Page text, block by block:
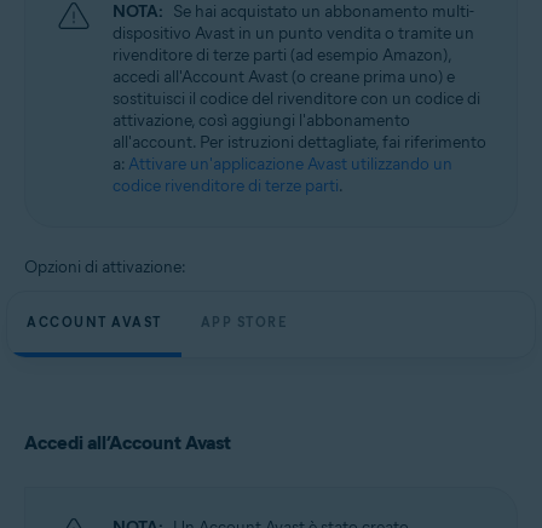
NOTA: Se hai acquistato un abbonamento multi-
dispositivo Avast in un punto vendita o tramite un
rivenditore di terze parti (ad esempio Amazon),
accedi all'Account Avast (o creane prima uno) e
sostituisci il codice del rivenditore con un codice di
attivazione, così aggiungi l'abbonamento
all'account. Per istruzioni dettagliate, fai riferimento
a: Attivare un'applicazione Avast utilizzando un
codice rivenditore di terze parti.
Opzioni di attivazione:
ACCOUNT AVAST APP STORE
Accedi all’Account Avast